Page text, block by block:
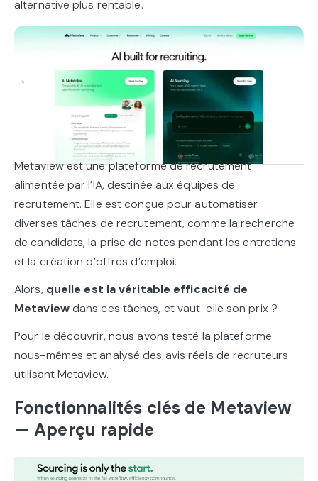
alternative plus rentable.
Metaview est une plateforme de recrutement
alimentée par l’IA, destinée aux équipes de
recrutement. Elle est conçue pour automatiser
diverses tâches de recrutement, comme la recherche
de candidats, la prise de notes pendant les entretiens
et la création d’offres d’emploi.
Alors, quelle est la véritable efficacité de
Metaviewdans ces tâches, et vaut-elle son prix ?
Pour le découvrir, nous avons testé la plateforme
nous-mêmes et analysé des avis réels de recruteurs
utilisant Metaview.
Fonctionnalités clés de Metaview
— Aperçu rapide